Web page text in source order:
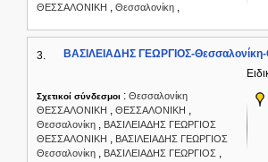
ΘΕΣΣΑΛΟΝΙΚΗ , Θεσσαλονίκη ,
3.
ΒΑΣΙΛΕΙΑΔΗΣ ΓΕΩΡΓΙΟΣ-
Σχετικοί σύνδεσμοι : Θεσσαλονίκη
ΘΕΣΣΑΛΟΝΙΚΗ , ΘΕΣΣΑΛΟΝΙΚΗ ,
Θεσσαλονίκη , ΒΑΣΙΛΕΙΑΔΗΣ ΓΕΩΡΓΙΟΣ
ΘΕΣΣΑΛΟΝΙΚΗ , ΒΑΣΙΛΕΙΑΔΗΣ ΓΕΩΡΓΙΟΣ
Θεσσαλονίκη , ΒΑΣΙΛΕΙΑΔΗΣ ΓΕΩΡΓΙΟΣ ,